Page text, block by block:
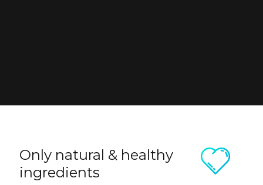
Only natural & healthy
ingredients